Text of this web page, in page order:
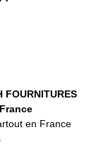
en France